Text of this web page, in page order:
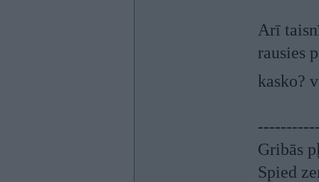
Arī
rausies
kasko?
Gribās
Spied